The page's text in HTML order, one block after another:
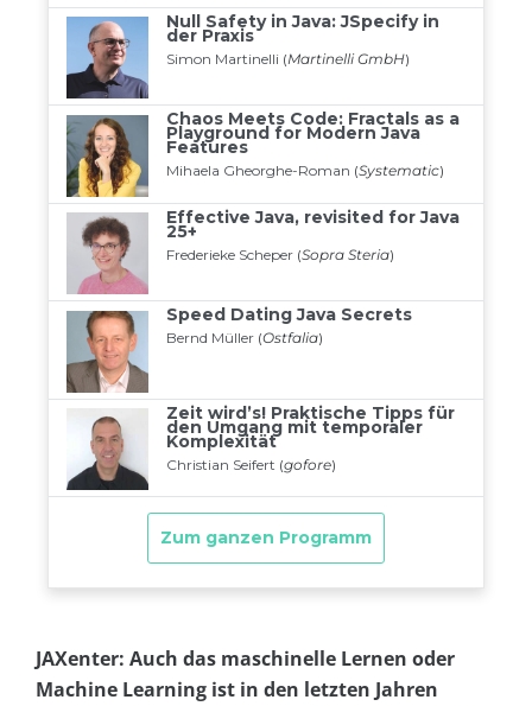
JAXenter: Auch das maschinelle Lernen oder
Machine Learning ist in den letzten Jahren